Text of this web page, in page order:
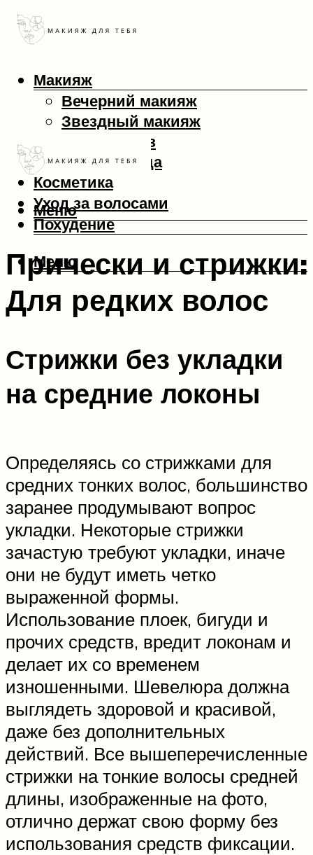
Макияж
Вечерний макияж
Звездный макияж
Макияж глаз
Макияж лица
Косметика
Уход за волосами
Похудение
Меню
Меню
Прически и стрижки:
Для редких волос
Стрижки без укладки
на средние локоны
Определяясь со стрижками для
средних тонких волос, большинство
заранее продумывают вопрос
укладки. Некоторые стрижки
зачастую требуют укладки, иначе
они не будут иметь четко
выраженной формы.
Использование плоек, бигуди и
прочих средств, вредит локонам и
делает их со временем
изношенными. Шевелюра должна
выглядеть здоровой и красивой,
даже без дополнительных
действий. Все вышеперечисленные
стрижки на тонкие волосы средней
длины, изображенные на фото,
отлично держат свою форму без
использования средств фиксации.